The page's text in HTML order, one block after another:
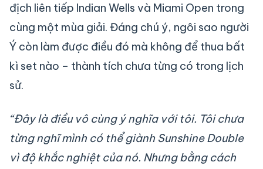
địch liên tiếp Indian Wells và Miami Open trong
cùng một mùa giải. Đáng chú ý, ngôi sao người
Ý còn làm được điều đó mà không để thua bất
kì set nào – thành tích chưa từng có trong lịch
sử.
“Đây là điều vô cùng ý nghĩa với tôi. Tôi chưa
từng nghĩ mình có thể giành Sunshine Double
vì độ khắc nghiệt của nó. Nhưng bằng cách